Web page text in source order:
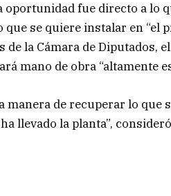
oportunidad fue directo a lo
que se quiere instalar en “el
de la Cámara de Diputados,
mano de obra “altamente
manera de recuperar lo que
llevado la planta”,